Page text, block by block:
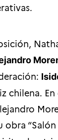
chilena.
obra